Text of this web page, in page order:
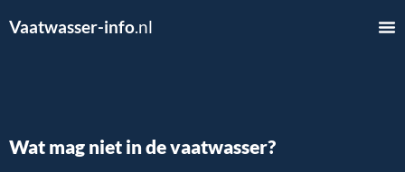
Vaatwasser-info.nl
Wat mag niet in de vaatwasser?